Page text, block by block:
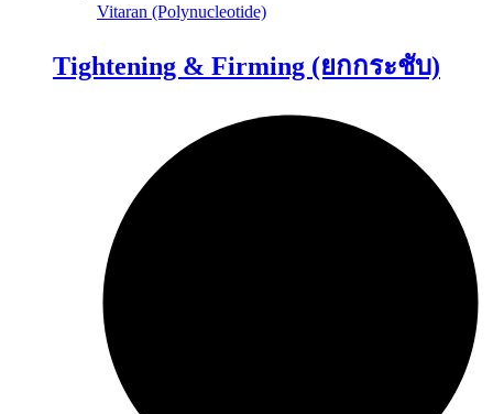
Vitaran (Polynucleotide)
Tightening & Firming (ยกกระชับ)